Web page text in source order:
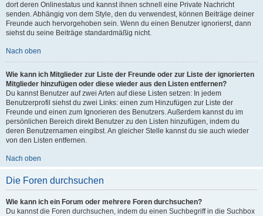
dort deren Onlinestatus und kannst ihnen schnell eine Private Nachricht
senden. Abhängig von dem Style, den du verwendest, können Beiträge deiner
Freunde auch hervorgehoben sein. Wenn du einen Benutzer ignorierst, dann
siehst du seine Beiträge standardmäßig nicht.
Nach oben
Wie kann ich Mitglieder zur Liste der Freunde oder zur Liste der ignorierten
Mitglieder hinzufügen oder diese wieder aus den Listen entfernen?
Du kannst Benutzer auf zwei Arten auf diese Listen setzen: In jedem
Benutzerprofil siehst du zwei Links: einen zum Hinzufügen zur Liste der
Freunde und einen zum Ignorieren des Benutzers. Außerdem kannst du im
persönlichen Bereich direkt Benutzer zu den Listen hinzufügen, indem du
deren Benutzernamen eingibst. An gleicher Stelle kannst du sie auch wieder
von den Listen entfernen.
Nach oben
Die Foren durchsuchen
Wie kann ich ein Forum oder mehrere Foren durchsuchen?
Du kannst die Foren durchsuchen, indem du einen Suchbegriff in die Suchbox